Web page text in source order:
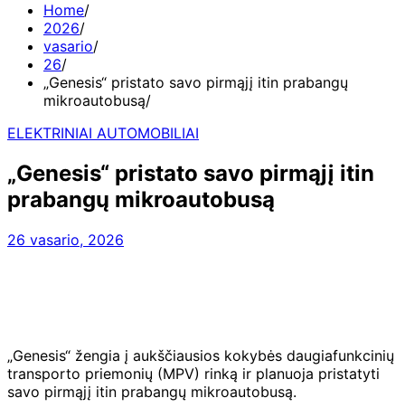
Home
2026
vasario
26
„Genesis“ pristato savo pirmąjį itin prabangų
mikroautobusą
ELEKTRINIAI AUTOMOBILIAI
„Genesis“ pristato savo pirmąjį itin
prabangų mikroautobusą
26 vasario, 2026
„Genesis“ žengia į aukščiausios kokybės daugiafunkcinių
transporto priemonių (MPV) rinką ir planuoja pristatyti
savo pirmąjį itin prabangų mikroautobusą.